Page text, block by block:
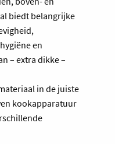
biedt belangrijke
en
– extra dikke –
in de juiste
kookapparatuur